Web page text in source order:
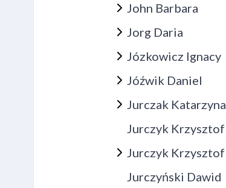
John Barbara
Jorg Daria
Józkowicz Ignacy
Jóźwik Daniel
Jurczak Katarzyna
Jurczyk Krzysztof
Jurczyk Krzysztof
Jurczyński Dawid